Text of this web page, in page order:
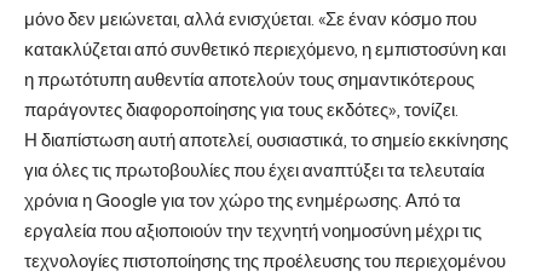
μόνο δεν μειώνεται, αλλά ενισχύεται. «Σε έναν κόσμο που
κατακλύζεται από συνθετικό περιεχόμενο, η εμπιστοσύνη και
η πρωτότυπη αυθεντία αποτελούν τους σημαντικότερους
παράγοντες διαφοροποίησης για τους εκδότες», τονίζει.
Η διαπίστωση αυτή αποτελεί, ουσιαστικά, το σημείο εκκίνησης
για όλες τις πρωτοβουλίες που έχει αναπτύξει τα τελευταία
χρόνια η Google για τον χώρο της ενημέρωσης. Από τα
εργαλεία που αξιοποιούν την τεχνητή νοημοσύνη μέχρι τις
τεχνολογίες πιστοποίησης της προέλευσης του περιεχομένου